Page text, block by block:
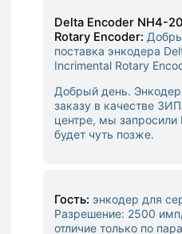
Delta Encoder NH4-
Rotary Encoder:
поставка энкодера
Incrimental Rotary
Добрый день.
заказу в качестве
центре, мы
будет чуть позже.
Гость: энкодер для
Разрешение: 2500
отличие только по